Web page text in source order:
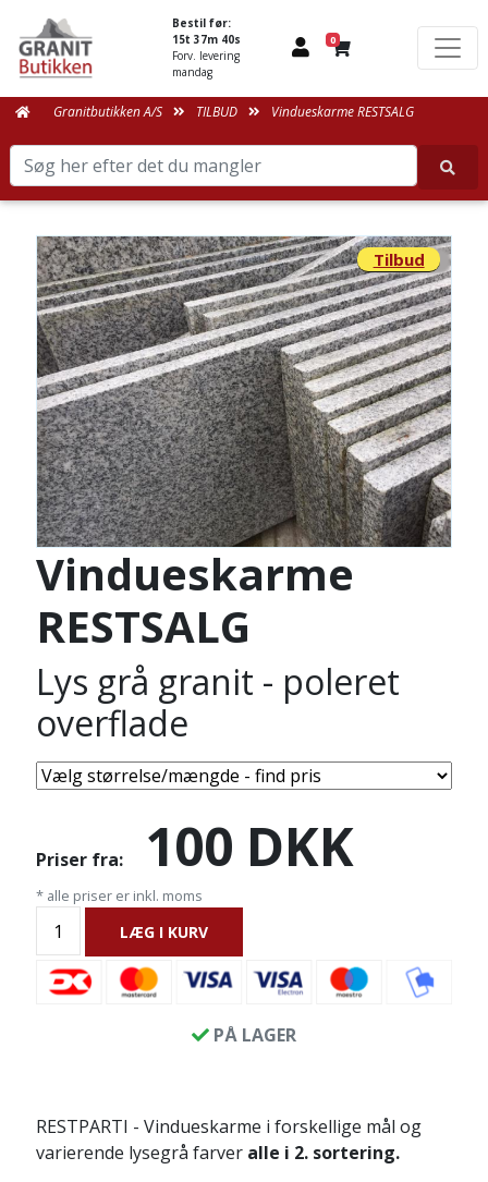
Tilbud
Vindueskarme
RESTSALG
Lys grå granit - poleret
overflade
Priser fra: 100 DKK
* alle priser er inkl. moms
LÆG I KURV
PÅ LAGER
RESTPARTI - Vindueskarme i forskellige mål og
varierende lysegrå farveralle i 2. sortering.
Bestil før:
15t 37m 40s
Forv. levering
mandag
0
Granitbutikken A/S TILBUD Vindueskarme RESTSALG